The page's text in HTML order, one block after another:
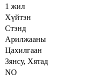
1 жил
Хүйтэн
Стэнд
Арилжааны
Цахилгаан
Зянсу, Хятад
NO